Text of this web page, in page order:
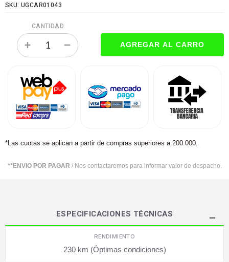
SKU: UGCAR01043
CANTIDAD
*Las cuotas se aplican a partir de compras superiores a 200.000.
**ENVIO POR PAGAR / Nos contactaremos para informar valor de despacho.
ESPECIFICACIONES TÉCNICAS
RENDIMIENTO
230 km (Óptimas condiciones)